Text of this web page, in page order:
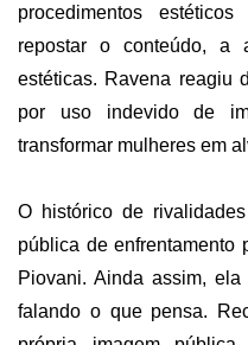
procedimentos
repostar o conteúdo, a
estéticas. Ravena reagiu
por uso indevido de
transformar mulheres em
O histórico de
pública de enfrentamento
Piovani. Ainda assim,
falando o que pensa.